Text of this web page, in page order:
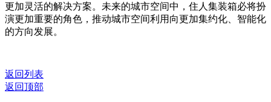
更加灵活的解决方案。未来的城市空间中，住人集装箱必将扮
演更加重要的角色，推动城市空间利用向更加集约化、智能化
的方向发展。
返回列表
返回顶部